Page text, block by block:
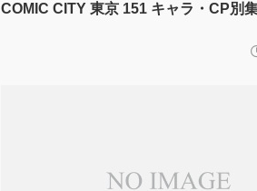
COMIC CITY 東京 151 キャラ・CP別